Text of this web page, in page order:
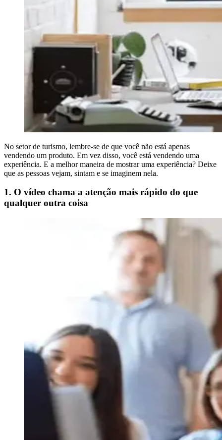
No setor de turismo, lembre-se de que você não está apenas
vendendo um produto. Em vez disso, você está vendendo uma
experiência. E a melhor maneira de mostrar uma experiência? Deixe
que as pessoas vejam, sintam e se imaginem nela.
1. O vídeo chama a atenção mais rápido do que
qualquer outra coisa